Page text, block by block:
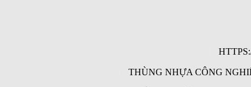
THÙNG NHỰA CÔNG